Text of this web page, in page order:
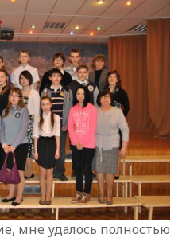
мне удалось полностью